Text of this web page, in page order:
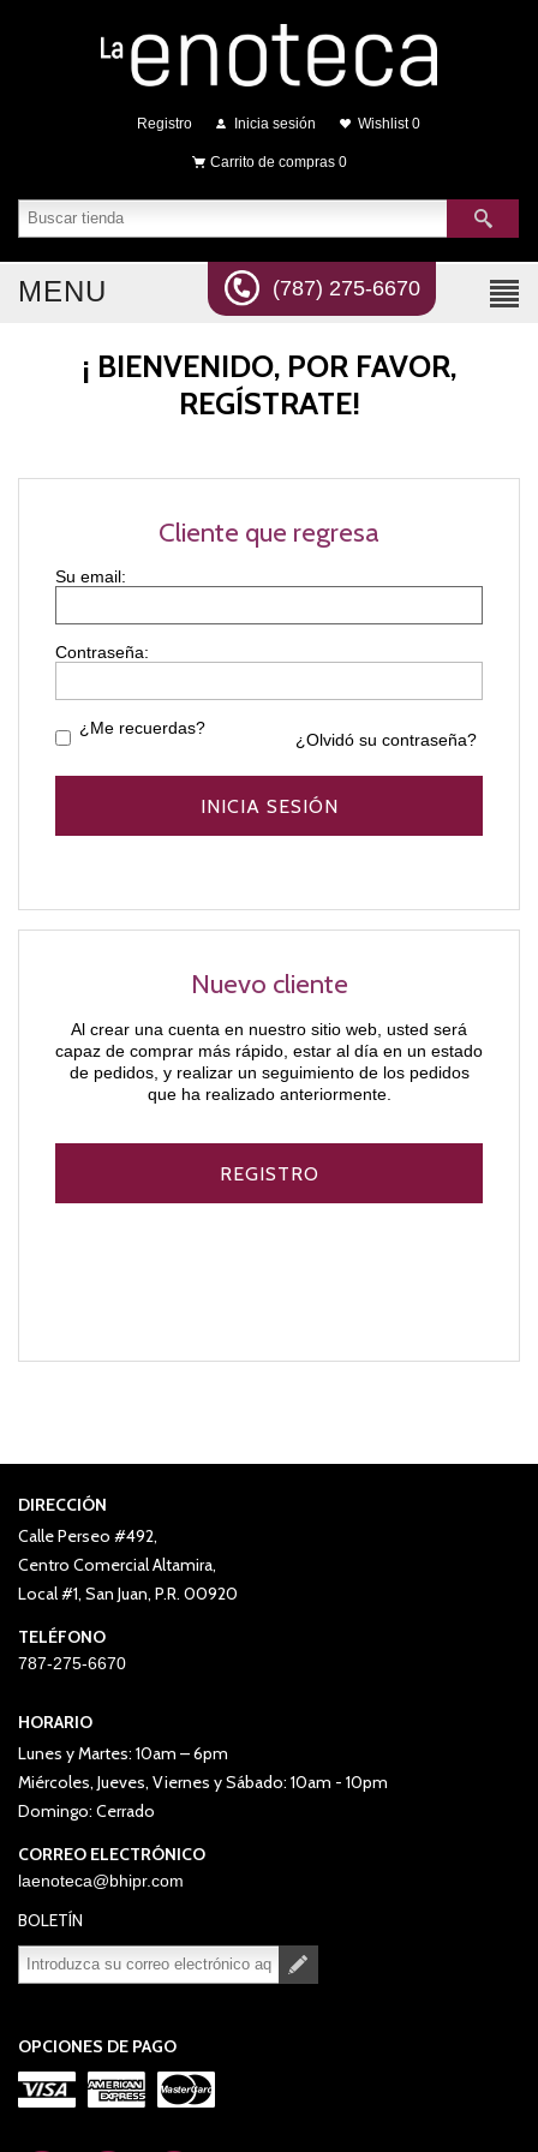
Registro Inicia sesión Wishlist 0
Carrito de compras 0
(787) 275-6670
MENU
¡ BIENVENIDO, POR FAVOR,
REGÍSTRATE!
Nuevo cliente
Al crear una cuenta en nuestro sitio web, usted será
capaz de comprar más rápido, estar al día en un estado
de pedidos, y realizar un seguimiento de los pedidos
que ha realizado anteriormente.
Cliente que regresa
Contraseña:
¿Me recuerdas?
¿Olvidó su contraseña?
DIRECCIÓN
Calle Perseo #492,
Centro Comercial Altamira,
Local #1, San Juan, P.R. 00920
TELÉFONO
787-275-6670
HORARIO
Lunes y Martes: 10am – 6pm
Miércoles, Jueves, Viernes y Sábado: 10am - 10pm
Domingo: Cerrado
CORREO ELECTRÓNICO
laenoteca@bhipr.com
BOLETÍN
OPCIONES DE PAGO